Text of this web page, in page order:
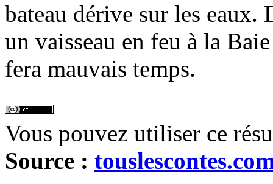
bateau dérive sur les
un vaisseau en feu à la
fera mauvais temps.
Vous pouvez utiliser ce
Source :